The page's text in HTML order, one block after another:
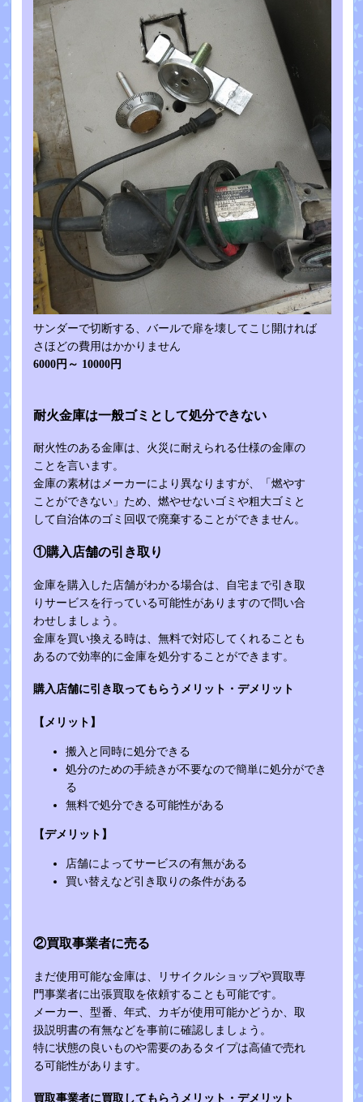
サンダーで切断する、バールで扉を壊してこじ開ければ
さほどの費用はかかりません
6000円～ 10000円
耐火金庫は一般ゴミとして処分できない
耐火性のある金庫は、火災に耐えられる仕様の金庫の
ことを言います。
金庫の素材はメーカーにより異なりますが、「燃やす
ことができない」ため、燃やせないゴミや粗大ゴミと
して自治体のゴミ回収で廃棄することができません。
①購入店舗の引き取り
金庫を購入した店舗がわかる場合は、自宅まで引き取
りサービスを行っている可能性がありますので問い合
わせしましょう。
金庫を買い換える時は、無料で対応してくれることも
あるので効率的に金庫を処分することができます。
購入店舗に引き取ってもらうメリット・デメリット
【メリット】
搬入と同時に処分できる
処分のための手続きが不要なので簡単に処分ができ
る
無料で処分できる可能性がある
【デメリット】
店舗によってサービスの有無がある
買い替えなど引き取りの条件がある
②買取事業者に売る
まだ使用可能な金庫は、リサイクルショップや買取専
門事業者に出張買取を依頼することも可能です。
メーカー、型番、年式、カギが使用可能かどうか、取
扱説明書の有無などを事前に確認しましょう。
特に状態の良いものや需要のあるタイプは高値で売れ
る可能性があります。
買取事業者に買取してもらうメリット・デメリット